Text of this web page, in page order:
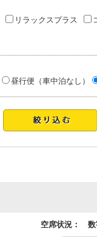
リラックスプラス
昼行便（車中泊なし）
空席状況：